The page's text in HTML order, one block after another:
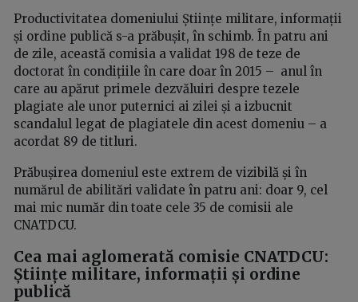
Productivitatea domeniului Științe militare, informații
și ordine publică s-a prăbușit, în schimb. În patru ani
de zile, această comisia a validat 198 de teze de
doctorat în condițiile în care doar în 2015 – anul în
care au apărut primele dezvăluiri despre tezele
plagiate ale unor puternici ai zilei și a izbucnit
scandalul legat de plagiatele din acest domeniu – a
acordat 89 de titluri.
Prăbușirea domeniul este extrem de vizibilă și în
numărul de abilitări validate în patru ani: doar 9, cel
mai mic număr din toate cele 35 de comisii ale
CNATDCU.
Cea mai aglomerată comisie CNATDCU:
Științe militare, informații și ordine
publică